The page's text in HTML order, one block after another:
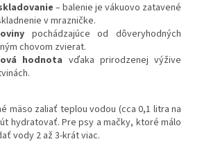
– balenie je vákuovo zatavené
v mrazničke.
pochádzajúce od dôveryhodných
chovom zvierat.
hodnota vďaka prirodzenej výžive
mäso zaliať teplou vodou (cca 0,1 litra na
hydratovať. Pre psy a mačky, ktoré málo
vody 2 až 3-krát viac.